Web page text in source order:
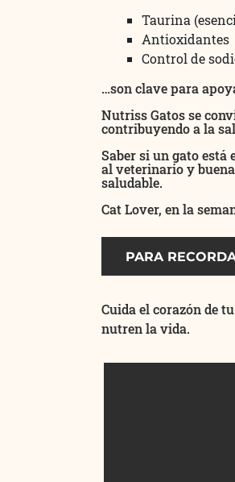
Taurina
Antioxidantes
Control de
…son clave para
Nutriss Gatos se
contribuyendo a la
Saber si un gato
al veterinario y
saludable.
Cat Lover, en la
PARA
Cuida el corazón de
nutren la vida.